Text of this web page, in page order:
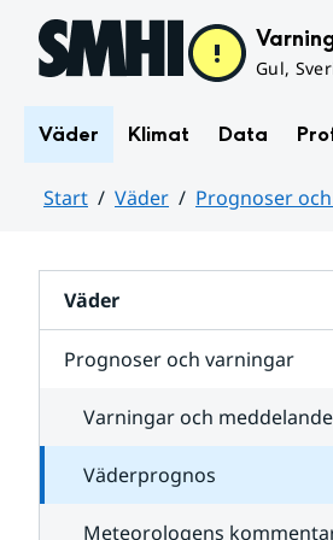
Hoppa till sidans innehåll
Gul,
Väder Klimat Data
Start Väder Prognoser
Väder
Prognoser och varningar
Varningar och
Väderprognos
Meteorologens